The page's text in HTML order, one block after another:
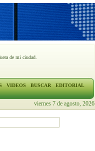
de mi ciudad.
VIDEOS BUSCAR
EDITORIAL
viernes 7 de agosto, 2026